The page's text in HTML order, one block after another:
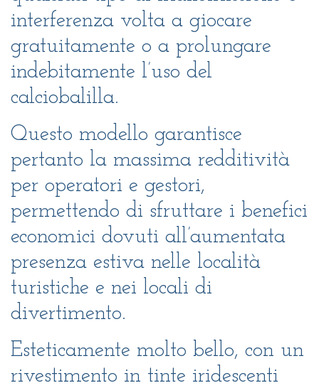
interferenza volta a giocare
gratuitamente o a prolungare
indebitamente l’uso del
calciobalilla.
Questo modello garantisce
pertanto la massima redditività
per operatori e gestori,
permettendo di sfruttare i benefici
economici dovuti all’aumentata
presenza estiva nelle località
turistiche e nei locali di
divertimento.
Esteticamente molto bello, con un
rivestimento in tinte iridescenti